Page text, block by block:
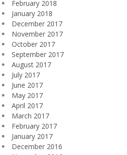
February 2018
January 2018
December 2017
November 2017
October 2017
September 2017
August 2017
July 2017
June 2017
May 2017
April 2017
March 2017
February 2017
January 2017
December 2016